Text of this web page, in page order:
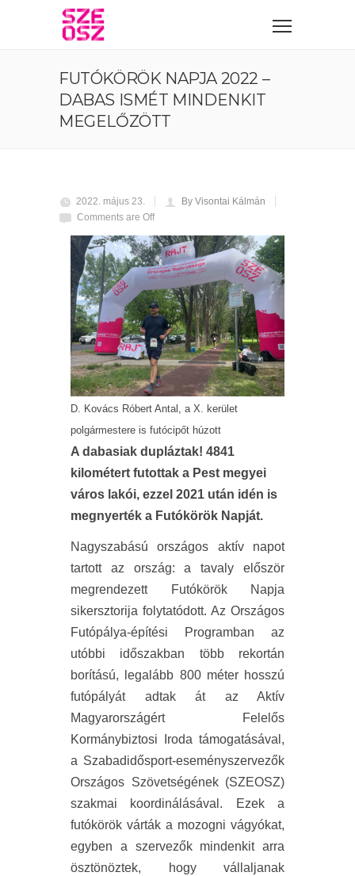
FUTÓKÖRÖK NAPJA 2022 –
DABAS ISMÉT MINDENKIT
MEGELŐZÖTT
2022. május 23.
By Visontai Kálmán
Comments are Off
D. Kovács Róbert Antal, a X. kerület
polgármestere is futócipőt húzott
A dabasiak dupláztak! 4841
kilométert futottak a Pest megyei
város lakói, ezzel 2021 után idén is
megnyerték a Futókörök Napját.
Nagyszabású országos aktív napot
tartott az ország: a tavaly először
megrendezett Futókörök Napja
sikersztorija folytatódott. Az Országos
Futópálya-építési Programban az
utóbbi időszakban több rekortán
borítású, legalább 800 méter hosszú
futópályát adtak át az Aktív
Magyarországért Felelős
Kormánybiztosi Iroda támogatásával,
a Szabadidősport-eseményszervezők
Országos Szövetségének (SZEOSZ)
szakmai koordinálásával. Ezek a
futókörök várták a mozogni vágyókat,
egyben a szervezők mindenkit arra
ösztönöztek, hogy vállaljanak